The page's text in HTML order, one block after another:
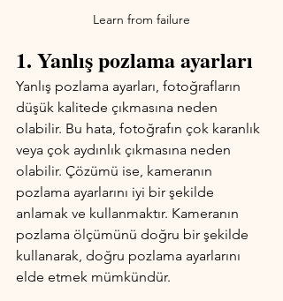
Learn from failure
1. Yanlış pozlama ayarları
Yanlış pozlama ayarları, fotoğrafların
düşük kalitede çıkmasına neden
olabilir. Bu hata, fotoğrafın çok karanlık
veya çok aydınlık çıkmasına neden
olabilir. Çözümü ise, kameranın
pozlama ayarlarını iyi bir şekilde
anlamak ve kullanmaktır. Kameranın
pozlama ölçümünü doğru bir şekilde
kullanarak, doğru pozlama ayarlarını
elde etmek mümkündür.